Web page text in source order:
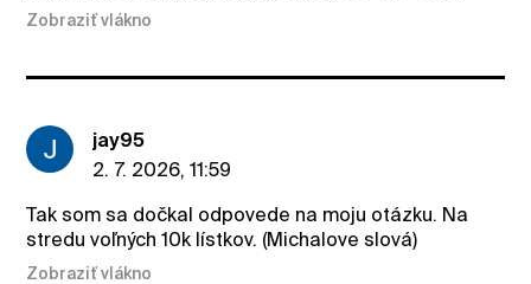
Zobraziť vlákno
jay95
2. 7. 2026, 11:59
Tak som sa dočkal odpovede na moju otázku. Na
stredu voľných 10k lístkov. (Michalove slová)
Zobraziť vlákno